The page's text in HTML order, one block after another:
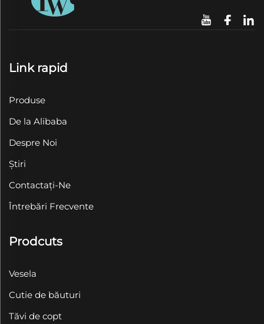
Link rapid
Produse
De la Alibaba
Despre Noi
Știri
Contactați-Ne
Întrebări Frecvente
Prodcuts
Vesela
Cutie de băuturi
Tăvi de copt